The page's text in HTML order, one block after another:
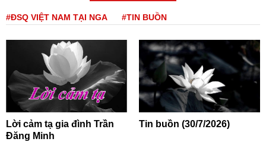
#ĐSQ VIỆT NAM TẠI NGA #TIN BUỒN
Lời cảm tạ gia đình Trần
Đăng Minh
Tin buồn (30/7/2026)